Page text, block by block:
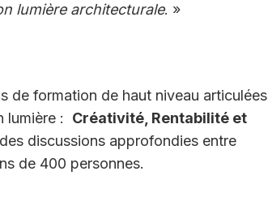
lumière architecturale. »
de formation de haut niveau articulées
lumière : Créativité, Rentabilité et
discussions approfondies entre
de 400 personnes.